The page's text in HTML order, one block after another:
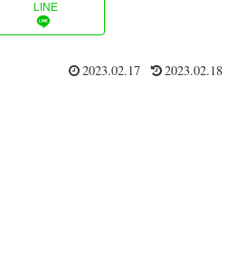
LINE
2023.02.17 2023.02.18